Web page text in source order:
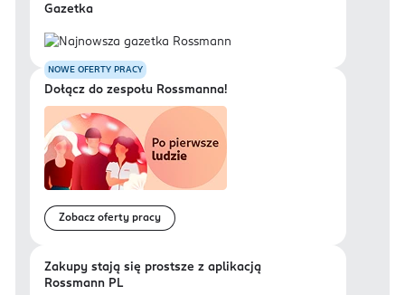
Gazetka
NOWE OFERTY PRACY
Dołącz do zespołu Rossmanna!
Zobacz oferty pracy
Zakupy stają się prostsze z aplikacją
Rossmann PL